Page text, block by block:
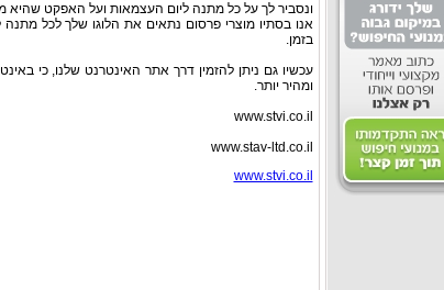
ונסביר לך על כל מתנה ליום העצמאות ועל האפקט שהיא
אנו בסתיו מוצרי פרסום נתאים את הלוגו שלך לכל
בזמן.
עכשיו גם ניתן להזמין דרך אתר האינטרנט שלנו, כי
ומהיר יותר.
www.stvi.co.il
www.stav-ltd.co.il
www.stvi.co.il